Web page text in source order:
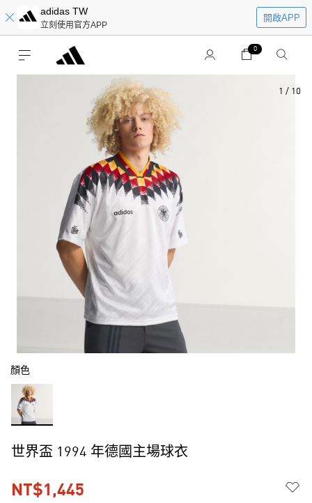
adidas TW
立刻使用官方APP
開啟APP
0
1 / 10
顏色
世界盃 1994 年德國主場球衣
NT$1,445